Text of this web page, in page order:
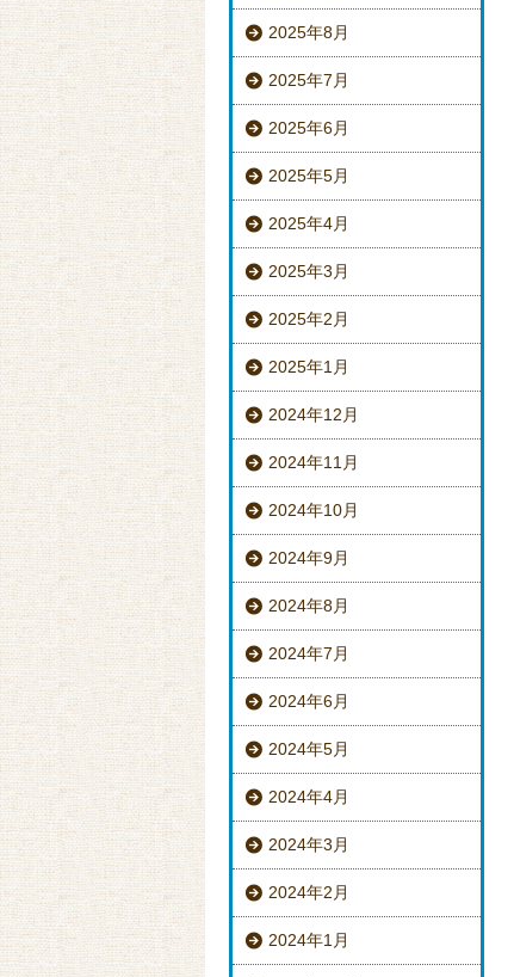
2025年8月
2025年7月
2025年6月
2025年5月
2025年4月
2025年3月
2025年2月
2025年1月
2024年12月
2024年11月
2024年10月
2024年9月
2024年8月
2024年7月
2024年6月
2024年5月
2024年4月
2024年3月
2024年2月
2024年1月